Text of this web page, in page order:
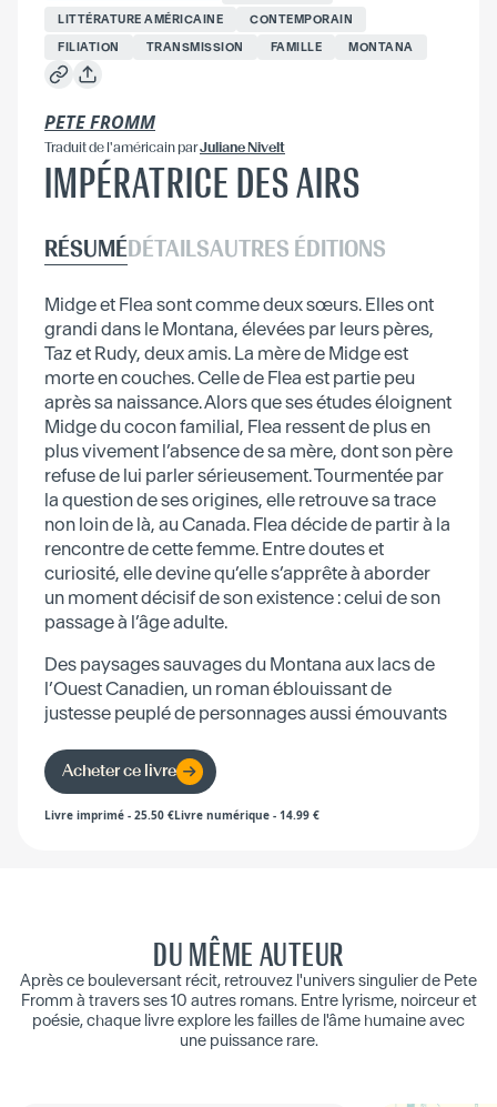
LITTÉRATURE AMÉRICAINE
CONTEMPORAIN
FILIATION
TRANSMISSION FAMILLE MONTANA
PETE FROMM
Traduitde l'américainparJuliane Nivelt
IMPÉRATRICE DES AIRS
RÉSUMÉDÉTAILSAUTRES ÉDITIONS
Midge et Flea sont comme deux sœurs. Elles ont
grandi dans le Montana, élevées par leurs pères,
Taz et Rudy, deux amis. La mère de Midge est
morte en couches. Celle de Flea est partie peu
après sa naissance. Alors que ses études éloignent
Midge du cocon familial, Flea ressent de plus en
plus vivement l’absence de sa mère, dont son père
refuse de lui parler sérieusement. Tourmentée par
la question de ses origines, elle retrouve sa trace
non loin de là, au Canada. Flea décide de partir à la
rencontre de cette femme. Entre doutes et
curiosité, elle devine qu’elle s’apprête à aborder
un moment décisif de son existence : celui de son
passage à l’âge adulte.
Des paysages sauvages du Montana aux lacs de
l’Ouest Canadien, un roman éblouissant de
justesse peuplé de personnages aussi émouvants
Acheter ce livre
Livre imprimé - 25.50 €Livre numérique - 14.99 €
DU MÊME AUTEUR
Après ce bouleversant récit, retrouvez l'univers singulier de Pete
Fromm à travers ses 10 autres romans. Entre lyrisme, noirceur et
poésie, chaque livre explore les failles de l'âme humaine avec
une puissance rare.